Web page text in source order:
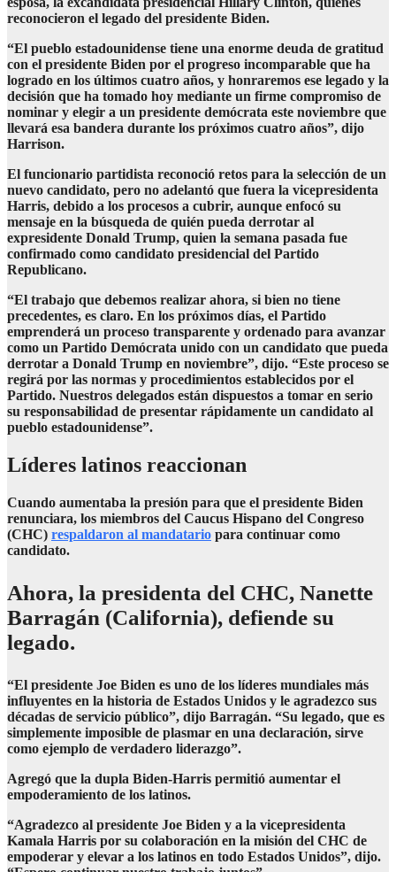
reconocieron el legado del presidente Biden.
“El pueblo estadounidense tiene una enorme deuda de gratitud
con el presidente Biden por el progreso incomparable que ha
logrado en los últimos cuatro años, y honraremos ese legado y la
decisión que ha tomado hoy mediante un firme compromiso de
nominar y elegir a un presidente demócrata este noviembre que
llevará esa bandera durante los próximos cuatro años”, dijo
Harrison.
El funcionario partidista reconoció retos para la selección de un
nuevo candidato, pero no adelantó que fuera la vicepresidenta
Harris, debido a los procesos a cubrir, aunque enfocó su
mensaje en la búsqueda de quién pueda derrotar al
expresidente Donald Trump, quien la semana pasada fue
confirmado como candidato presidencial del Partido
Republicano.
“El trabajo que debemos realizar ahora, si bien no tiene
precedentes, es claro. En los próximos días, el Partido
emprenderá un proceso transparente y ordenado para avanzar
como un Partido Demócrata unido con un candidato que pueda
derrotar a Donald Trump en noviembre”, dijo. “Este proceso se
regirá por las normas y procedimientos establecidos por el
Partido. Nuestros delegados están dispuestos a tomar en serio
su responsabilidad de presentar rápidamente un candidato al
pueblo estadounidense”.
Líderes latinos reaccionan
Cuando aumentaba la presión para que el presidente Biden
renunciara, los miembros del Caucus Hispano del Congreso
(CHC) respaldaron al mandatario para continuar como
candidato.
Ahora, la presidenta del CHC, Nanette
Barragán (California), defiende su
legado.
“El presidente Joe Biden es uno de los líderes mundiales más
influyentes en la historia de Estados Unidos y le agradezco sus
décadas de servicio público”, dijo Barragán. “Su legado, que es
simplemente imposible de plasmar en una declaración, sirve
como ejemplo de verdadero liderazgo”.
Agregó que la dupla Biden-Harris permitió aumentar el
empoderamiento de los latinos.
“Agradezco al presidente Joe Biden y a la vicepresidenta
Kamala Harris por su colaboración en la misión del CHC de
empoderar y elevar a los latinos en todo Estados Unidos”, dijo.